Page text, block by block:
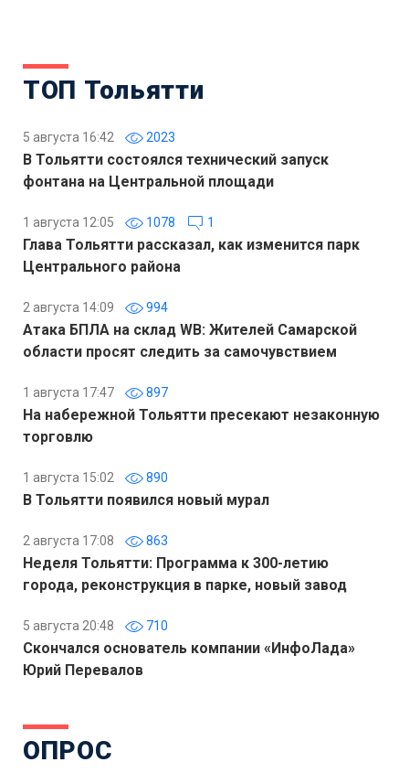
ТОП Тольятти
5 августа 16:42 2023
В Тольятти состоялся технический запуск
фонтана на Центральной площади
1 августа 12:05 1078 1
Глава Тольятти рассказал, как изменится парк
Центрального района
2 августа 14:09 994
Атака БПЛА на склад WB: Жителей Самарской
области просят следить за самочувствием
1 августа 17:47 897
На набережной Тольятти пресекают незаконную
торговлю
1 августа 15:02 890
В Тольятти появился новый мурал
2 августа 17:08 863
Неделя Тольятти: Программа к 300-летию
города, реконструкция в парке, новый завод
5 августа 20:48 710
Скончался основатель компании «ИнфоЛада»
Юрий Перевалов
ОПРОС